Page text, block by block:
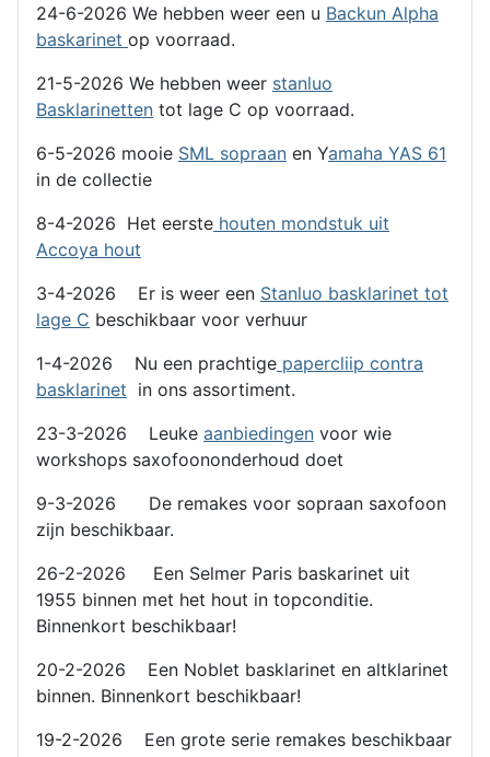
24-6-2026 We hebben weer een u Backun Alpha
baskarinet op voorraad.
21-5-2026 We hebben weer stanluo
Basklarinetten tot lage C op voorraad.
6-5-2026 mooie SML sopraan en Yamaha YAS 61
in de collectie
8-4-2026 Het eerste houten mondstuk uit
Accoya hout
3-4-2026 Er is weer een Stanluo basklarinet tot
lage C beschikbaar voor verhuur
1-4-2026 Nu een prachtige papercliip contra
basklarinet in ons assortiment.
23-3-2026 Leuke aanbiedingen voor wie
workshops saxofoononderhoud doet
9-3-2026 De remakes voor sopraan saxofoon
zijn beschikbaar.
26-2-2026 Een Selmer Paris baskarinet uit
1955 binnen met het hout in topconditie.
Binnenkort beschikbaar!
20-2-2026 Een Noblet basklarinet en altklarinet
binnen. Binnenkort beschikbaar!
19-2-2026 Een grote serie remakes beschikbaar